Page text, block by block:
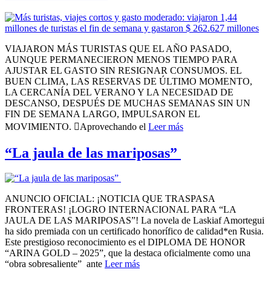
VIAJARON MÁS TURISTAS QUE EL AÑO PASADO,
AUNQUE PERMANECIERON MENOS TIEMPO PARA
AJUSTAR EL GASTO SIN RESIGNAR CONSUMOS. EL
BUEN CLIMA, LAS RESERVAS DE ÚLTIMO MOMENTO,
LA CERCANÍA DEL VERANO Y LA NECESIDAD DE
DESCANSO, DESPUÉS DE MUCHAS SEMANAS SIN UN
FIN DE SEMANA LARGO, IMPULSARON EL
MOVIMIENTO. Aprovechando el Leer más
“La jaula de las mariposas”
ANUNCIO OFICIAL: ¡NOTICIA QUE TRASPASA
FRONTERAS! ¡LOGRO INTERNACIONAL PARA “LA
JAULA DE LAS MARIPOSAS”! La novela de Laskiaf Amortegui
ha sido premiada con un certificado honorífico de calidad*en Rusia.
Este prestigioso reconocimiento es el DIPLOMA DE HONOR
“ARINA GOLD – 2025”, que la destaca oficialmente como una
“obra sobresaliente” ante Leer más